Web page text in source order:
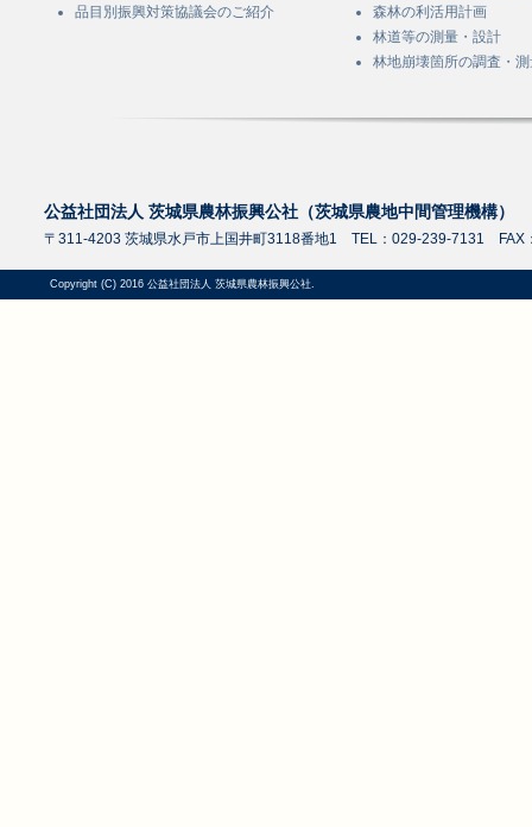
品目別振興対策協議会のご紹介
森林の利活用計画
林道等の測量・設計
林地崩壊箇所の調査・
公益社団法人 茨城県農林振興公社（茨城県農地中間管理機構）
〒311-4203 茨城県水戸市上国井町3118番地1 TEL：029-239-7131 FAX
Copyright (C) 2016 公益社団法人 茨城県農林振興公社.